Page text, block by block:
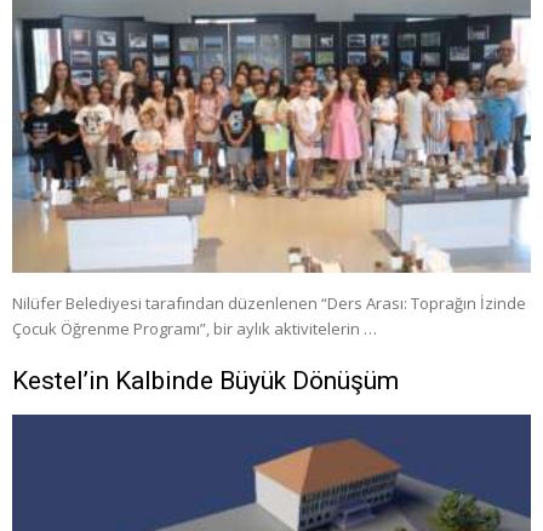
Nilüfer Belediyesi tarafından düzenlenen “Ders Arası: Toprağın İzinde
Çocuk Öğrenme Programı”, bir aylık aktivitelerin …
Kestel’in Kalbinde Büyük Dönüşüm